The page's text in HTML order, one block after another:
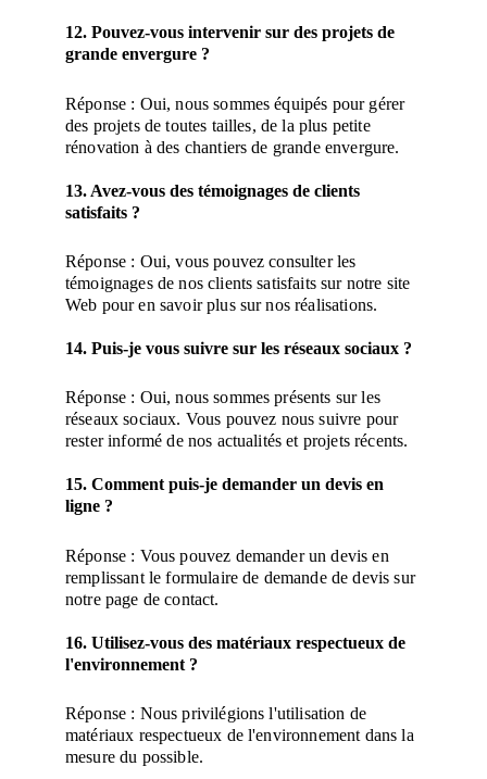
12. Pouvez-vous intervenir sur des projets de
grande envergure ?
Réponse : Oui, nous sommes équipés pour gérer
des projets de toutes tailles, de la plus petite
rénovation à des chantiers de grande envergure.
13. Avez-vous des témoignages de clients
satisfaits ?
Réponse : Oui, vous pouvez consulter les
témoignages de nos clients satisfaits sur notre site
Web pour en savoir plus sur nos réalisations.
14. Puis-je vous suivre sur les réseaux sociaux ?
Réponse : Oui, nous sommes présents sur les
réseaux sociaux. Vous pouvez nous suivre pour
rester informé de nos actualités et projets récents.
15. Comment puis-je demander un devis en
ligne ?
Réponse : Vous pouvez demander un devis en
remplissant le formulaire de demande de devis sur
notre page de contact.
16. Utilisez-vous des matériaux respectueux de
l'environnement ?
Réponse : Nous privilégions l'utilisation de
matériaux respectueux de l'environnement dans la
mesure du possible.